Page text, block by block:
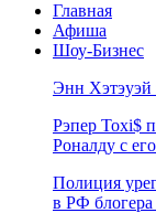
Главная
Афиша
Шоу-Бизнес
Энн Хэтэуэй
Рэпер Toxi$
Роналду с
Полиция
в РФ